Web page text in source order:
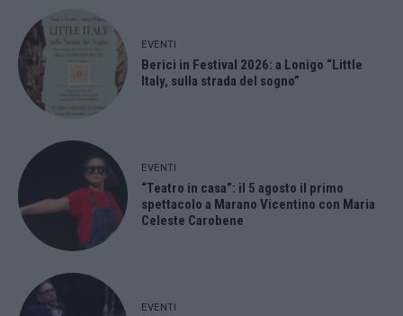
EVENTI
Berici in Festival 2026: a Lonigo “Little
Italy, sulla strada del sogno”
EVENTI
“Teatro in casa”: il 5 agosto il primo
spettacolo a Marano Vicentino con Maria
Celeste Carobene
EVENTI